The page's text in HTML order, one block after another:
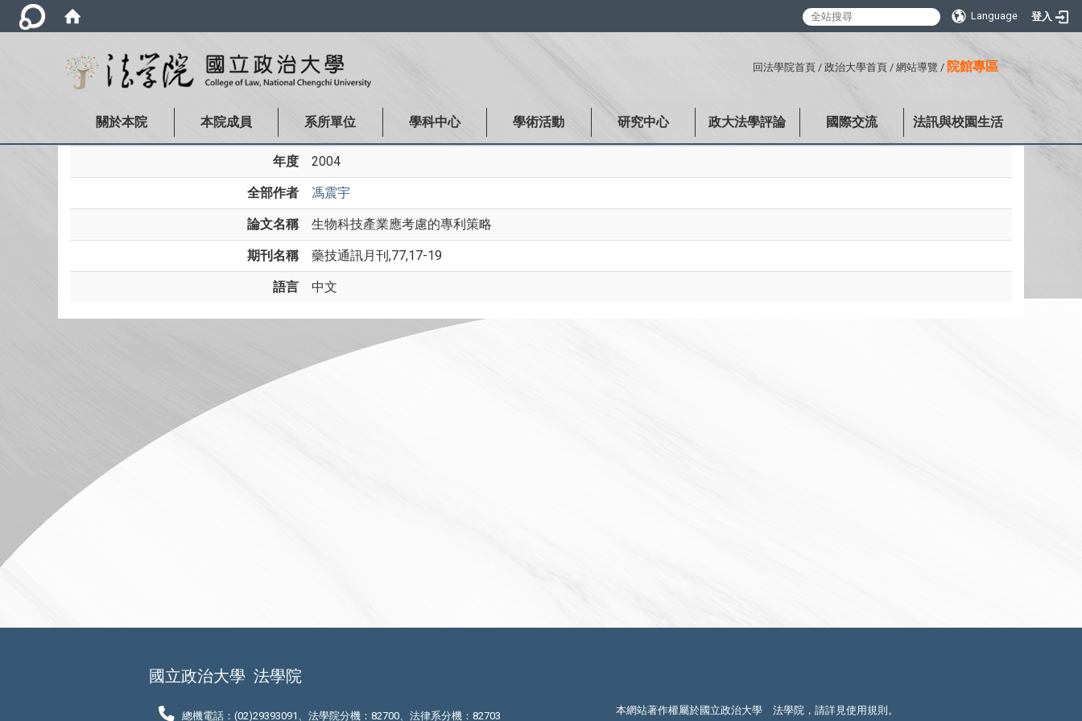
Language 登入
回法學院首頁 / 政治大學首頁 / 網站導覽 / 院館專區
關於本院 本院成員 系所單位 學科中心 學術活動 研究中心 政大法學評論 國際交流 法訊與校園生活
年度 2004
全部作者 馮震宇
論文名稱 生物科技產業應考慮的專利策略
期刊名稱 藥技通訊月刊,77,17-19
語言 中文
國立政治大學 法學院
總機電話：(02)29393091、法學院分機：82700、法律系分機：82703 本網站著作權屬於國立政治大學 法學院，請詳見使用規則 。